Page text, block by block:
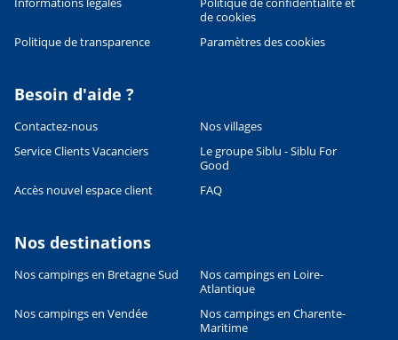
contributors, Points © 2012 LINZ
de cookies
Politique de transparence
Paramètres des cookies
Besoin d'aide ?
Contactez-nous
Nos villages
Service Clients Vacanciers
Le groupe Siblu - Siblu For
Good
Accès nouvel espace client
FAQ
Nos destinations
Nos campings en Bretagne Sud
Nos campings en Loire-
Atlantique
Nos campings en Vendée
Nos campings en Charente-
Maritime